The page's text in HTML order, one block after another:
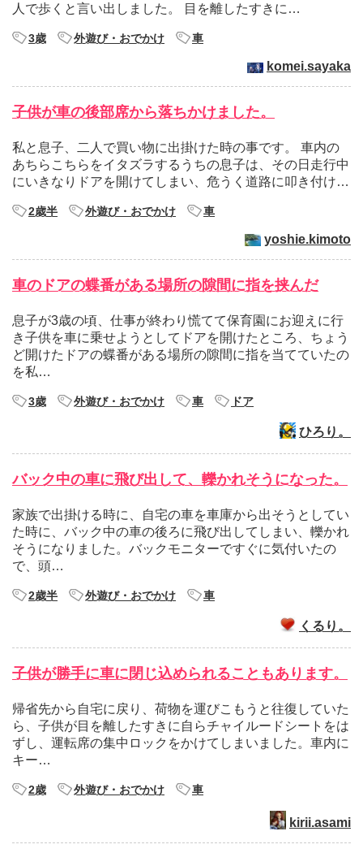
人で歩くと言い出しました。 目を離したすきに…
3歳 外遊び・おでかけ 車
komei.sayaka
子供が車の後部席から落ちかけました。
私と息子、二人で買い物に出掛けた時の事です。 車内の
あちらこちらをイタズラするうちの息子は、その日走行中
にいきなりドアを開けてしまい、危うく道路に叩き付け…
2歳半 外遊び・おでかけ 車
yoshie.kimoto
車のドアの蝶番がある場所の隙間に指を挟んだ
息子が3歳の頃、仕事が終わり慌てて保育園にお迎えに行
き子供を車に乗せようとしてドアを開けたところ、ちょう
ど開けたドアの蝶番がある場所の隙間に指を当てていたの
を私…
3歳 外遊び・おでかけ 車 ドア
ひろり。
バック中の車に飛び出して、轢かれそうになった。
家族で出掛ける時に、自宅の車を車庫から出そうとしてい
た時に、バック中の車の後ろに飛び出してしまい、轢かれ
そうになりました。バックモニターですぐに気付いたの
で、頭…
2歳半 外遊び・おでかけ 車
くるり。
子供が勝手に車に閉じ込められることもあります。
帰省先から自宅に戻り、荷物を運びこもうと往復していた
ら、子供が目を離したすきに自らチャイルードシートをは
ずし、運転席の集中ロックをかけてしまいました。車内に
キー…
2歳 外遊び・おでかけ 車
kirii.asami